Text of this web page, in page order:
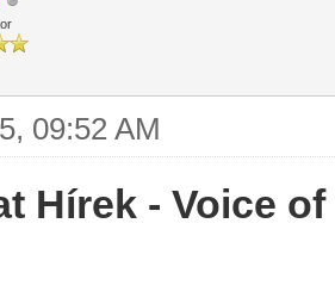
09:52 AM
Hírek - Voice